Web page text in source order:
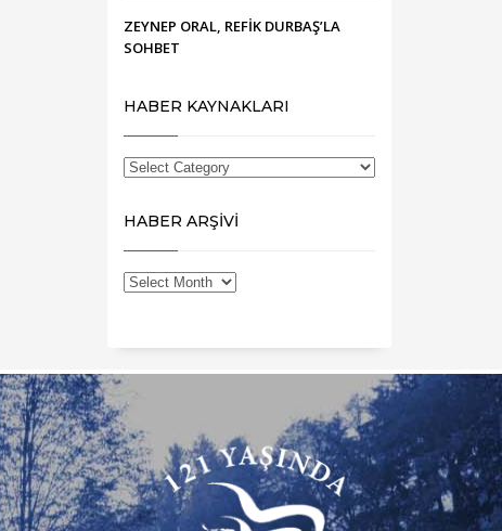
ZEYNEP ORAL, REFİK DURBAŞ’LA
SOHBET
HABER KAYNAKLARI
HABER ARŞİVİ